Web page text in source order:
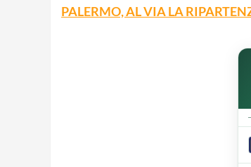
PALERMO, AL VIA LA